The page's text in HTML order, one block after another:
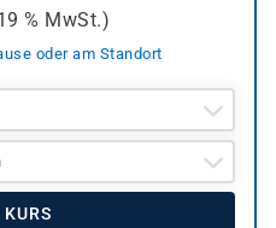
% MwSt.)
oder am Standort